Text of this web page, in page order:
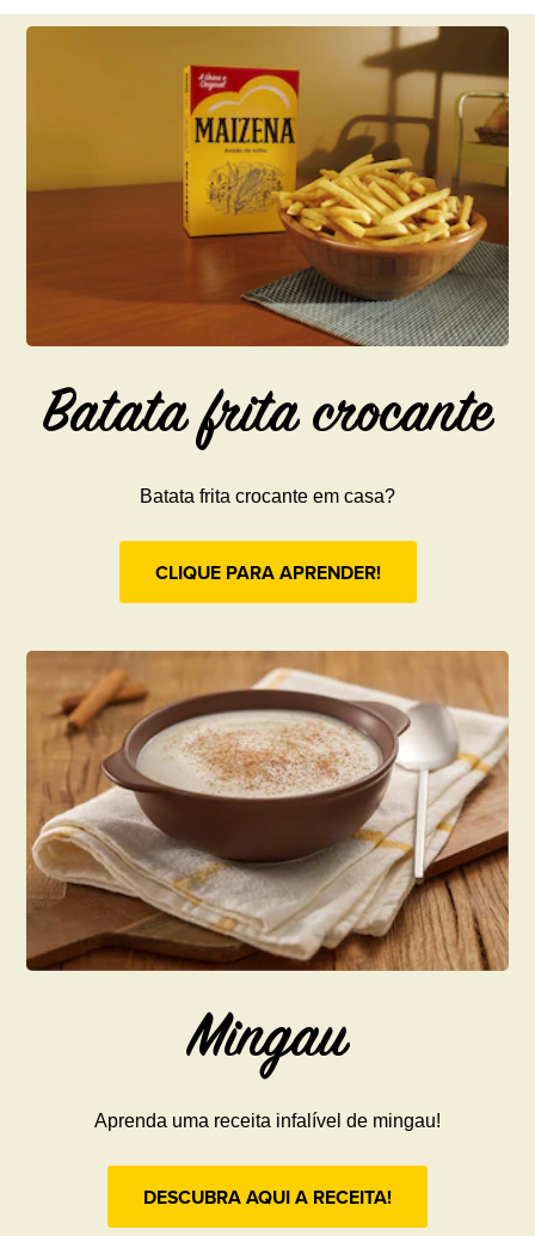
Batata frita crocante
Batata frita crocante em casa?
CLIQUE PARA APRENDER!
Mingau
Aprenda uma receita infalível de mingau!
DESCUBRA AQUI A RECEITA!